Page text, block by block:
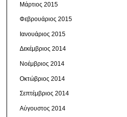
Μάρτιος 2015
Φεβρουάριος 2015
Ιανουάριος 2015
Δεκέμβριος 2014
Νοέμβριος 2014
Οκτώβριος 2014
Σεπτέμβριος 2014
Αύγουστος 2014